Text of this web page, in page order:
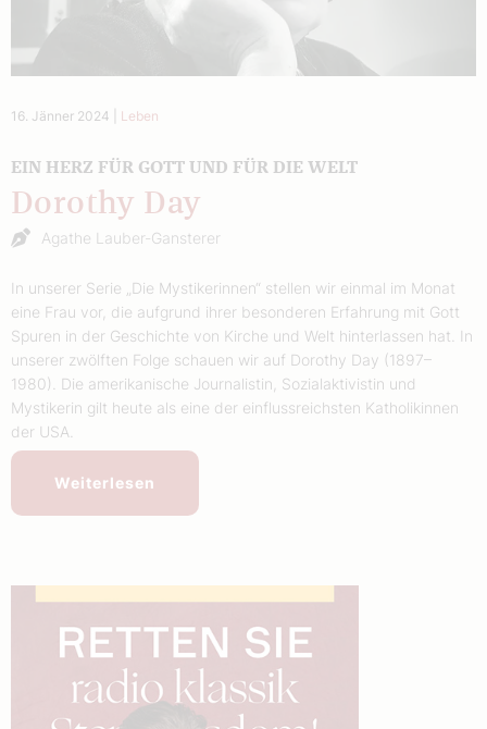
16. Jänner 2024 Leben
EIN HERZ FÜR GOTT UND FÜR DIE WELT
Dorothy Day
Agathe Lauber-Gansterer
In unserer Serie „Die Mystikerinnen“ stellen wir einmal im Monat
eine Frau vor, die aufgrund ihrer besonderen Erfahrung mit Gott
Spuren in der Geschichte von Kirche und Welt hinterlassen hat. In
unserer zwölften Folge schauen wir auf Dorothy Day (1897–
1980). Die amerikanische Journalistin, Sozialaktivistin und
Mystikerin gilt heute als eine der einflussreichsten Katholikinnen
der USA.
Weiterlesen